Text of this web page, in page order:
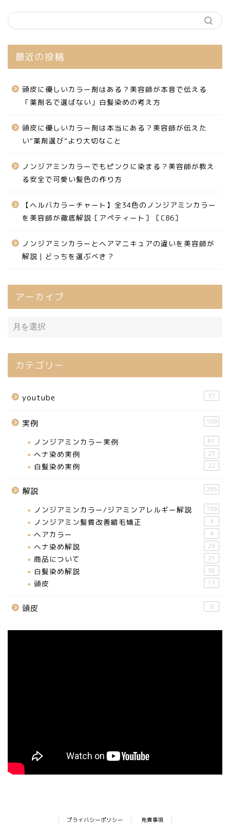
最近の投稿
頭皮に優しいカラー剤はある？美容師が本音で伝える
「薬剤名で選ばない」白髪染めの考え方
頭皮に優しいカラー剤は本当にある？美容師が伝えた
い“薬剤選び”より大切なこと
ノンジアミンカラーでもピンクに染まる？美容師が教え
る安全で可愛い髪色の作り方
【ヘルバカラーチャート】全34色のノンジアミンカラー
を美容師が徹底解説［アペティート］［CB6］
ノンジアミンカラーとヘアマニキュアの違いを美容師が
解説｜どっちを選ぶべき？
アーカイブ
カテゴリー
youtube 37
実例 109
ノンジアミンカラー実例 61
ヘナ染め実例 23
白髪染め実例 22
解説 295
ノンジアミンカラー/ジアミンアレルギー解説 159
ノンジアミン髪質改善縮毛矯正 4
ヘアカラー 4
ヘナ染め解説 29
商品について 21
白髪染め解説 58
頭皮 17
頭皮 9
プライバシーポリシー 免責事項